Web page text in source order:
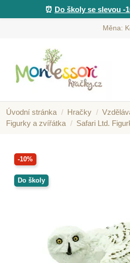
⏰ Do školy se slevou -
Měna:
Úvodní stránka Hračky
Figurky a zvířátka
Safari Ltd.
-10%
Do školy